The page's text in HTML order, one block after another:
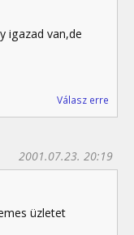
igazad van,de
Válasz erre
2001.07.23. 20:19
üzletet